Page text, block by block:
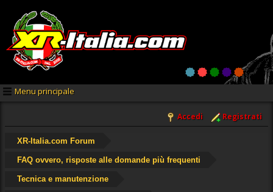
Menu principale
Accedi Registrati
XR-Italia.com Forum
FAQ ovvero, risposte alle domande più frequenti
Tecnica e manutenzione